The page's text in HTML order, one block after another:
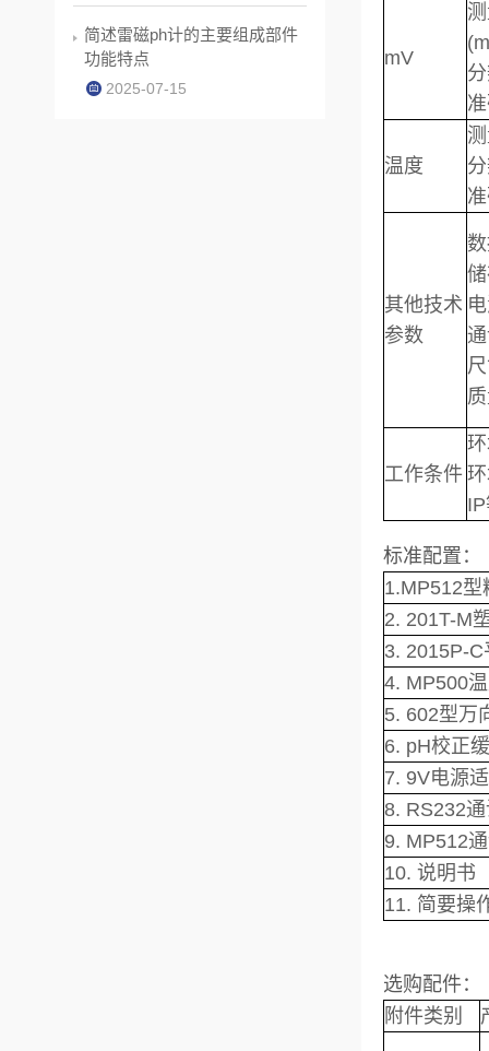
mV
温度
其他技术
参数
工作条件
标准配置：
1.MP512型
2. 201T-M
3. 2015P-
4. MP500
5. 602型万
6. pH校正
7. 9V电源
8. RS232
9. MP512
10. 说明书
11. 简要操
选购配件：
附件类别
简述雷磁ph计的主要组成部件
功能特点
2025-07-15